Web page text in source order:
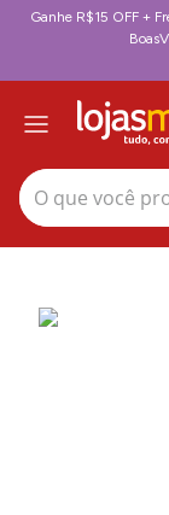
Ganhe R$15 OFF +
O que você